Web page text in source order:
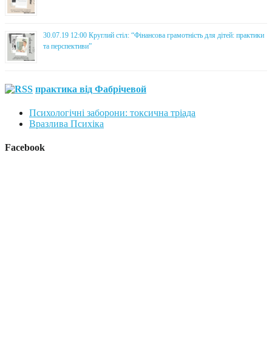
30.07.19 12:00 Круглий стіл: “Фінансова грамотність для дітей: практики
та перспективи”
практика від Фабрічевой
Психологічні заборони: токсична тріада
Вразлива Психіка
Facebook